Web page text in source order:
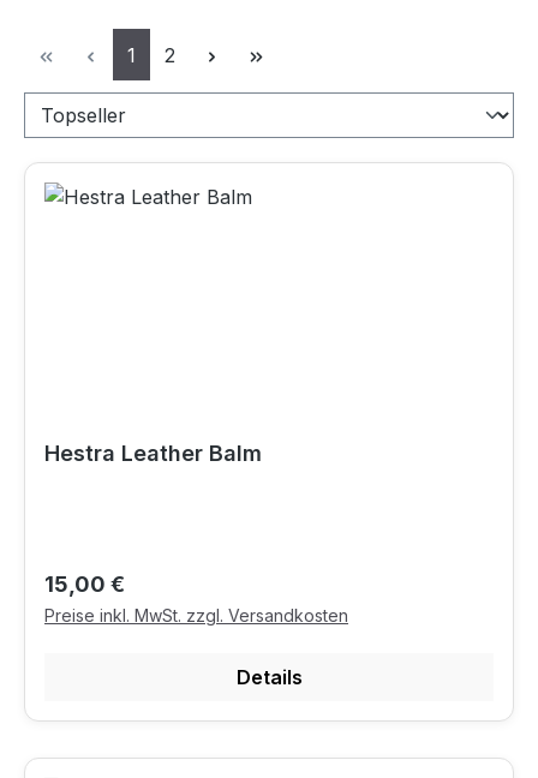
Seite
1 Seite
2
Hestra Leather Balm
Regulärer Preis:
15,00 €
Preise inkl. MwSt. zzgl. Versandkosten
Details